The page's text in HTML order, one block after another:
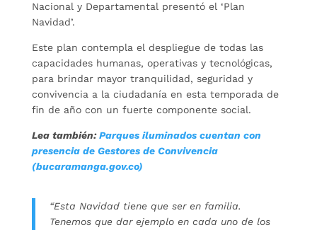
Nacional y Departamental presentó el ‘Plan
Navidad’.
Este plan contempla el despliegue de todas las
capacidades humanas, operativas y tecnológicas,
para brindar mayor tranquilidad, seguridad y
convivencia a la ciudadanía en esta temporada de
fin de año con un fuerte componente social.
Lea también:Parques iluminados cuentan con
presencia de Gestores de Convivencia
(bucaramanga.gov.co)
“Esta Navidad tiene que ser en familia.
Tenemos que dar ejemplo en cada uno de los